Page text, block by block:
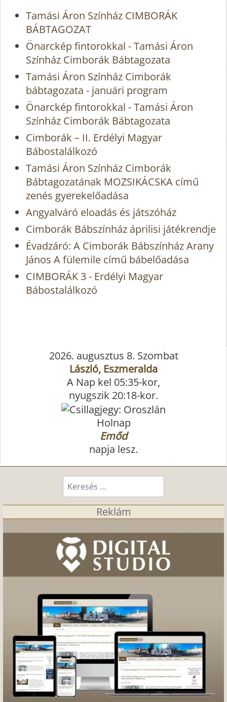
Tamási Áron Színház CIMBORÁK
BÁBTAGOZAT
Önarckép fintorokkal - Tamási Áron
Színház Cimborák Bábtagozata
Tamási Áron Színház Cimborák
bábtagozata - januári program
Önarckép fintorokkal - Tamási Áron
Színház Cimborák Bábtagozata
Cimborák – II. Erdélyi Magyar
Bábostalálkozó
Tamási Áron Színház Cimborák
Bábtagozatának MOZSIKÁCSKA című
zenés gyerekelőadása
Angyalváró eloadás és játszóház
Cimborák Bábszínház áprilisi játékrendje
Évadzáró: A Cimborák Bábszínház Arany
János A fülemile című bábelőadása
CIMBORÁK 3 - Erdélyi Magyar
Bábostalálkozó
2026. augusztus 8. Szombat
László, Eszmeralda
A Nap kel 05:35-kor,
nyugszik 20:18-kor.
Holnap
Emőd
napja lesz.
Keresés...
Reklám